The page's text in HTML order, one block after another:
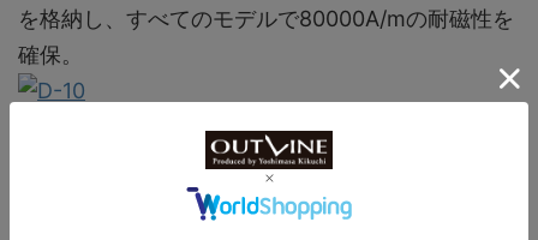
を格納し、すべてのモデルで80000A/mの耐磁性を
確保。
TOPICⅢ：ダマス
コの代表モデル3